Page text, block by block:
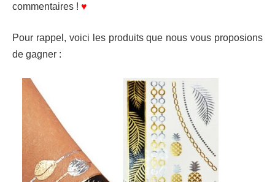
commentaires ! ♥
Pour rappel, voici les produits que nous vous proposions
de gagner :